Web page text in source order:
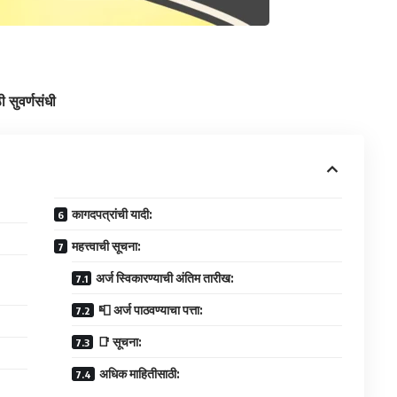
सुवर्णसंधी
कागदपत्रांची यादी:
महत्त्वाची सूचना:
अर्ज स्विकारण्याची अंतिम तारीख:
📮 अर्ज पाठवण्याचा पत्ता:
📑 सूचना:
अधिक माहितीसाठी: